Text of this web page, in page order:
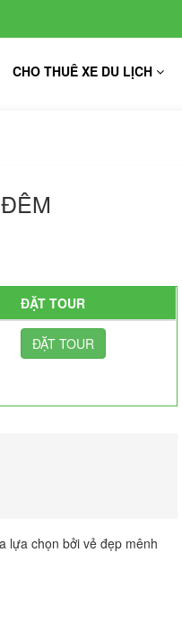
CHO THUÊ XE DU LỊCH
ĐẶT TOUR
ĐẶT TOUR
lựa chọn bởi vẻ đẹp mênh